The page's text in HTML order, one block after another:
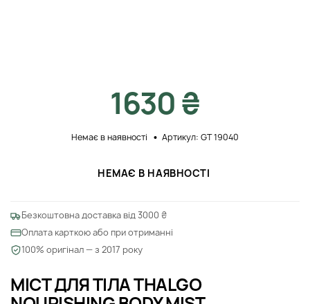
МІСТ ДЛЯ ТІЛА THALGO
1630 ₴
Немає в наявності Артикул: GT 19040
НЕМАЄ В НАЯВНОСТІ
Безкоштовна доставка від 3000 ₴
Оплата карткою або при отриманні
100% оригінал — з 2017 року